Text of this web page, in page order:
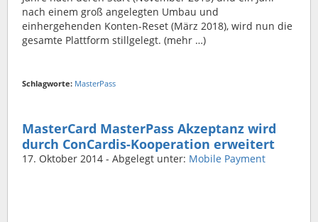
nach einem groß angelegten Umbau und
einhergehenden Konten-Reset (März 2018), wird nun die
gesamte Plattform stillgelegt. (mehr …)
Schlagworte: MasterPass
MasterCard MasterPass Akzeptanz wird
durch ConCardis-Kooperation erweitert
17. Oktober 2014 - Abgelegt unter: Mobile Payment